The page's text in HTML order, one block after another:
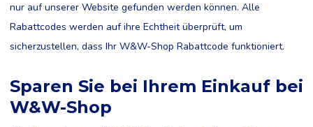
nur auf unserer Website gefunden werden können. Alle
Rabattcodes werden auf ihre Echtheit überprüft, um
sicherzustellen, dass Ihr W&W-Shop Rabattcode funktioniert.
Sparen Sie bei Ihrem Einkauf bei
W&W-Shop